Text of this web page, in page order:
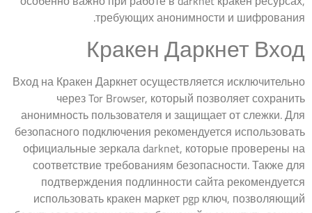
требующих анонимности и шифрования.
Кракен Даркнет Вход
Вход на Кракен Даркнет осуществляется исключительно
через Tor Browser, который позволяет сохранить
анонимность пользователя и защищает от слежки. Для
безопасного подключения рекомендуется использовать
официальные зеркала darknet, которые проверены на
соответствие требованиям безопасности. Также для
подтверждения подлинности сайта рекомендуется
использовать кракен маркет pgp ключ, позволяющий